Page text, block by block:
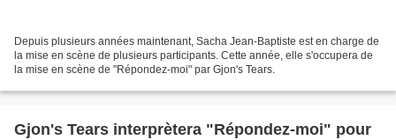
Depuis plusieurs années maintenant, Sacha Jean-Baptiste est en charge de
la mise en scène de plusieurs participants. Cette année, elle s'occupera de
la mise en scène de "Répondez-moi" par Gjon's Tears.
Gjon's Tears interprètera "Répondez-moi" pour